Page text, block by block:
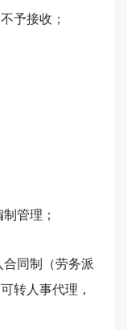
予接收；
管理；
同制（劳务派
转人事代理，